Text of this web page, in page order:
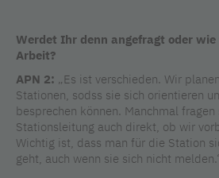
Werdet Ihr denn angefragt oder
Arbeit?
APN 2: „Es ist verschieden. Wir
Stationen, sodss sie sich orientieren
besprechen können. Manchmal
Stationsleitung auch direkt, ob wir
Wichtig ist, dass man für die Station
geht, auch wenn sie sich nicht